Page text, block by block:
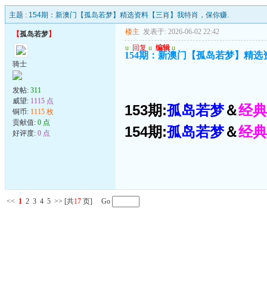
主题 : 154期：新澳门【孤岛若梦】精选资料【三肖】我特肖，保你赚.
【孤岛若梦】
骑士
发帖: 311
威望: 1115 点
铜币: 1115 枚
贡献值: 0 点
好评度: 0 点
楼主 发表于: 2026-06-02 22:42
u 回复 u 编辑 u
154期：新澳门【孤岛若梦】精
153期:孤岛若梦＆经
154期:孤岛若梦＆经
<< 1 2 3 4 5 >> [共17 页] Go